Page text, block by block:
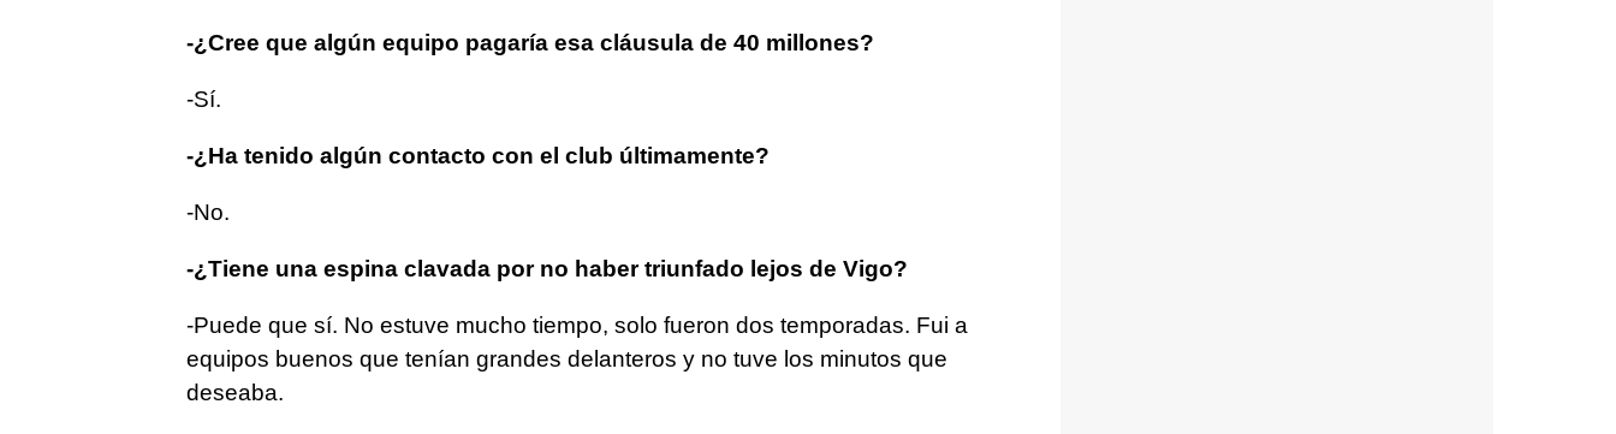
-¿Cree que algún equipo pagaría esa cláusula de 40 millones?
-Sí.
-¿Ha tenido algún contacto con el club últimamente?
-No.
-¿Tiene una espina clavada por no haber triunfado lejos de Vigo?
-Puede que sí. No estuve mucho tiempo, solo fueron dos temporadas. Fui a
equipos buenos que tenían grandes delanteros y no tuve los minutos que
deseaba.